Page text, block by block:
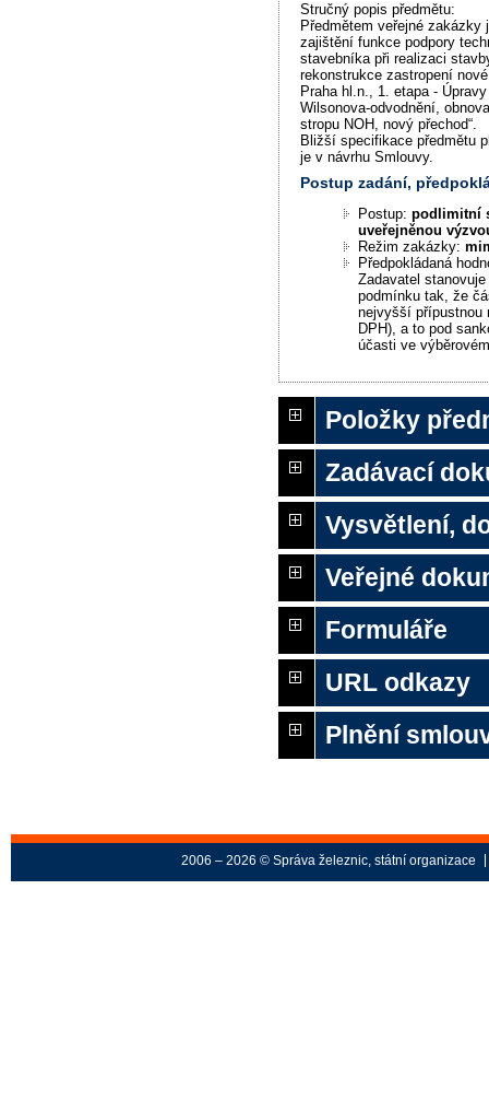
Stručný popis předmětu:
Předmětem veřejné zakázky
zajištění funkce podpory
stavebníka při realizaci
rekonstrukce zastropení
Praha hl.n., 1. etapa -
Wilsonova-odvodnění,
stropu NOH, nový přechod“.
Bližší specifikace předmětu
je v návrhu Smlouvy.
Postup zadání,
Postup:podlimitní
uveřejněnou
Režim zakázky:
Předpokládaná
Zadavatel
podmínku tak, že
nejvyšší přípustnou
DPH), a to pod
účasti ve
Položky
Zadávací
Vysvětlení,
Veřejné
Formuláře
URL odkazy
Plnění
2006 – 2026 © Správa železnic, státní organizace